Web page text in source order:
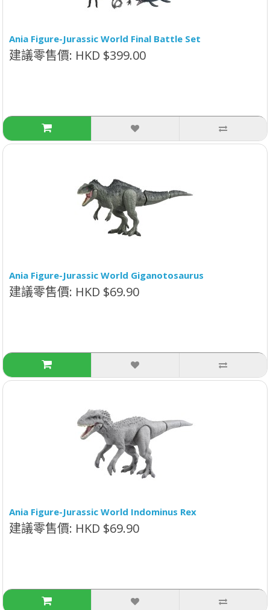
Ania Figure-Jurassic World Final Battle Set
建議零售價: HKD $399.00
Ania Figure-Jurassic World Giganotosaurus
建議零售價: HKD $69.90
Ania Figure-Jurassic World Indominus Rex
建議零售價: HKD $69.90